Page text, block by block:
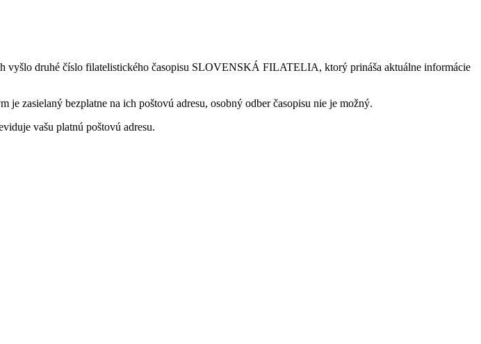
vyšlo druhé číslo filatelistického časopisu SLOVENSKÁ FILATELIA, ktorý prináša aktuálne informácie
zasielaný bezplatne na ich poštovú adresu, osobný odber časopisu nie je možný.
vašu platnú poštovú adresu.